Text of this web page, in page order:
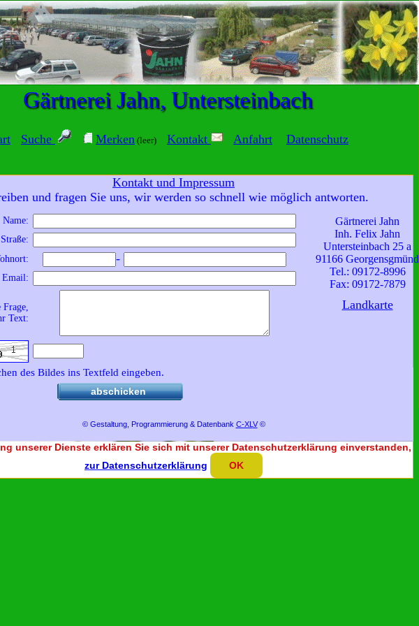
Suche Merken (leer) Kontakt Anfahrt Datenschutz
Gärtnerei Jahn, Untersteinbach
für Sie da:
8 - 18 Uhr
8 - 13 Uhr
uns auf
Kontakt und Impressum
und fragen Sie uns, wir werden so schnell wie möglich antworten.
Name:
Straße:
-
Email:
Frage,
Text:
des Bildes ins Textfeld eingeben.
abschicken
Gärtnerei Jahn
Inh. Felix Jahn
Untersteinbach 25 a
91166 Georgensgmünd
Tel.: 09172-8996
Fax: 09172-7879
Landkarte
© Gestaltung, Programmierung & Datenbank C-XL V©
unserer Dienste erklären Sie sich mit unserer Datenschutzerklärung einverstanden,
zur Datenschutzerklärung
OK